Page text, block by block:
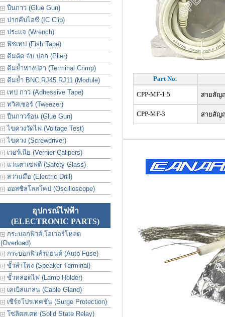
ปืนกาว (Glue Gun)
ปากคีบไอซี (IC Clip)
ประเเจ (Wrench)
ฟิชเทป (Fish Tape)
คีมตัด จับ ปอก (Plier)
คีมย้ำหางปลา (Terminal Crimp)
คีมย้ำ BNC,RJ45,RJ11 (Module)
เทป กาว (Adhessive Tape)
ทวิสเซอร์ (Tweezer)
ปืนกาวร้อน (Glue Gun)
ไขควงวัดไฟ (Voltage Test)
ไขควง (Screwdriver)
เวอร์เนีย (Vernier Calipers)
แว่นตาเซฟตี (Safety Glass)
สว่านมือ (Electric Drill)
ออสซิลโลสโคป (Oscilloscope)
อุปกรณ์ไฟฟ้า
(ELECTRONIC PARTS)
กระบอกฟิวส์,โอเวอร์โหลด
(Overload)
กระบอกฟิวส์รถยนต์ (Auto Fuse)
ขั้วลำโพง (Speaker Terminal)
ขั้วหลอดไฟ (Lamp Holder)
เคเบิลแกลน (Cable Gland)
เซิร์จโปรเทคชัน (Surge Protection)
โซลิดสเตท (Solid State Relay)
Part No.
CPP-MF-1.5 สายสัญ
CPP-MF-3 สายสัญ